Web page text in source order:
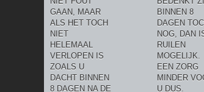
GAAN, MAAR
ALS HET TOCH
NIET
HELEMAAL
VERLOPEN IS
ZOALS U
DACHT BINNEN
8 DAGEN NA DE
BINNEN 8
DAGEN
NOG, DAN
RUILEN
MOGELIJK.
EEN ZORG
MINDER
U DUS.